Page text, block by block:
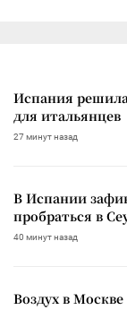
Испания
для итальянцев
27 минут назад
В Испании
пробраться в
40 минут назад
Воздух в